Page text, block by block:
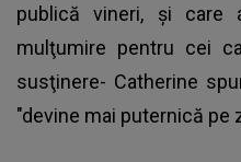
publică vineri, şi care
mulţumire pentru cei
susţinere- Catherine
"devine mai puternică pe